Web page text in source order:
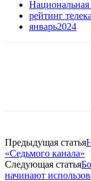
рейтинг
январь2024
Предыдущая статья
«Седьмого канала»
Следующая статья
начинают